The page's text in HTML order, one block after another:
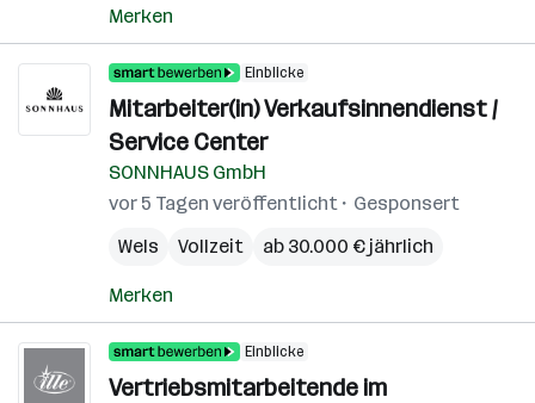
Merken
Einblicke
Mitarbeiter(in) Verkaufsinnendienst /
Service Center
SONNHAUS GmbH
vor 5 Tagen veröffentlicht
Gesponsert
Wels
Vollzeit ab 30.000 € jährlich
Merken
Einblicke
Vertriebsmitarbeitende im